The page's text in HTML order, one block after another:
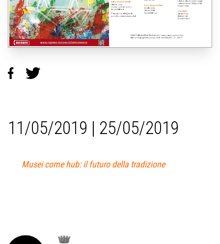
11/05/2019 | 25/05/2019
Musei come hub: il futuro della tradizione